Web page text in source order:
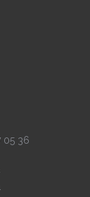
05 36